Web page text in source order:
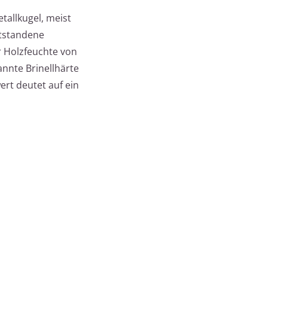
meist
Holzfeuchte von
Brinellhärte
deutet auf ein